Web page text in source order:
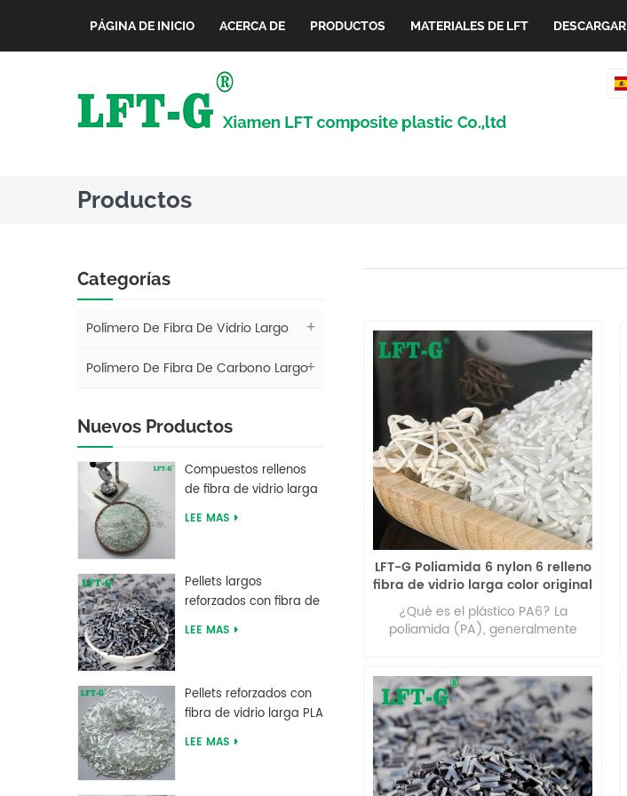
PÁGINA DE INICIO ACERCA DE PRODUCTOS MATERIALES DE LFT DESCARGAR
Productos
Categorías
Polímero De Fibra De Vidrio Largo
Polímero De Fibra De Carbono Largo
Nuevos Productos
Compuestos rellenos
de fibra de vidrio larga
de tereftalato de
LEE MAS
Pellets largos
reforzados con fibra de
carbono de resina PEEK
LEE MAS
Pellets reforzados con
fibra de vidrio larga PLA
de ácido poliláctico de
LEE MAS
LFT-G Poliamida 6 nylon 6 relleno
fibra de vidrio larga color original
para piezas automotrices
¿Qué es el plástico PA6? La
poliamida (PA), generalmente
grupo amida (-NHCo -) en la
cadena principal. Se puede dividir
en grupo alifático y grupo
aromático. Es el material de
ingeniería termoplástico más
utilizado y desarrollado más
tempranamente. La cadena